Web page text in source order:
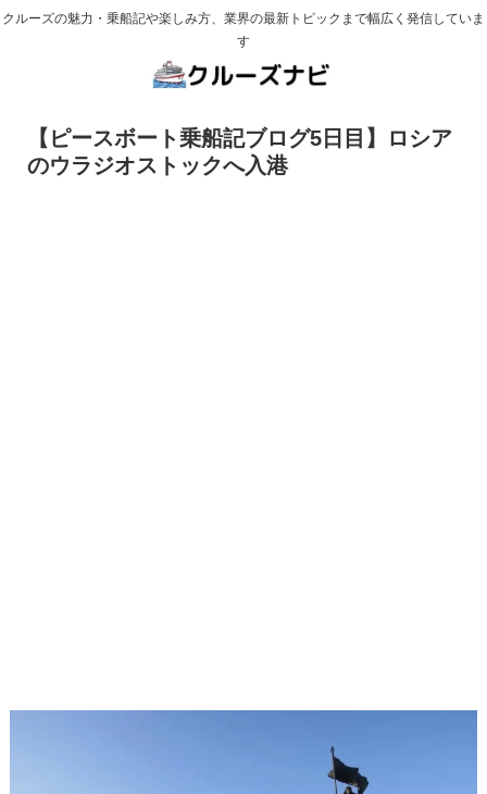
クルーズの魅力・乗船記や楽しみ方、業界の最新トピックまで幅広く発信していま
す
【ピースボート乗船記ブログ5日目】ロシア
のウラジオストックへ入港